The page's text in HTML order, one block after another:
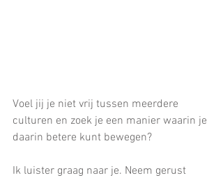
Voel jij je niet vrij tussen meerdere
culturen en zoek je een manier waarin je
daarin betere kunt bewegen?
Ik luister graag naar je. Neem gerust